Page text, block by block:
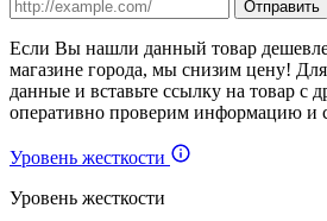
Если Вы нашли данный товар
магазине города, мы снизим цену! Для
данные и вставьте ссылку на товар с
оперативно проверим информацию и
Уровень жесткости
Уровень жесткости